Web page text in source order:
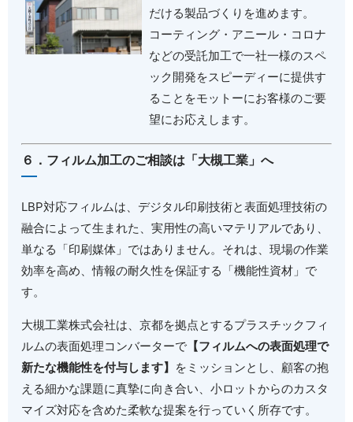
だける製品づくりを進めます。
コーティング・アニール・コロナ
などの受託加工で一社一様のスペ
ック開発をスピーディーに提供す
ることをモットーにお客様のご要
望にお応えします。
６．フィルム加工のご相談は「大槻工業」へ
LBP対応フィルムは、デジタル印刷技術と表面処理技術の
融合によって生まれた、実用性の高いマテリアルであり、
単なる「印刷媒体」ではありません。それは、現場の作業
効率を高め、情報の耐久性を保証する「機能性資材」で
す。
大槻工業株式会社は、京都を拠点とするプラスチックフィ
ルムの表面処理コンバーターで 【フィルムへの表面処理で
新たな機能性を付与します】 をミッションとし、顧客の抱
える細かな課題に真摯に向き合い、小ロットからのカスタ
マイズ対応を含めた柔軟な提案を行っていく所存です。